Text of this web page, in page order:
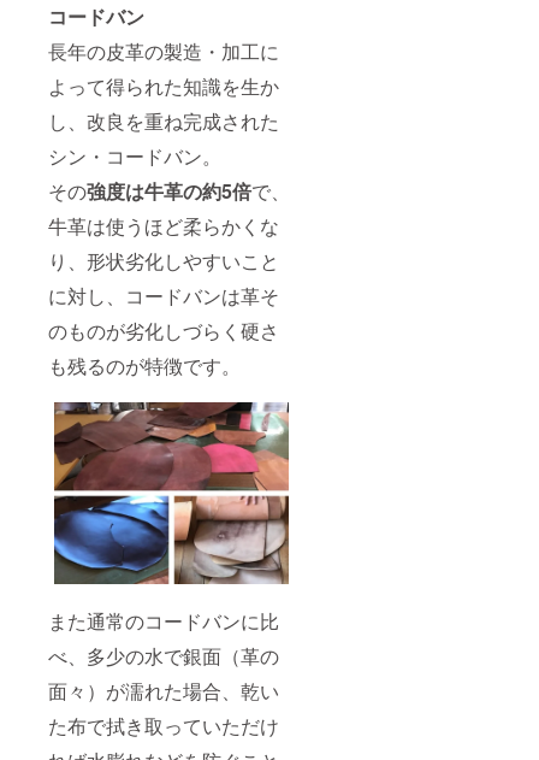
コードバン
長年の皮革の製造・加工に
よって得られた知識を生か
し、改良を重ね完成された
シン・コードバン。
その強度は牛革の約5倍で、
牛革は使うほど柔らかくな
り、形状劣化しやすいこと
に対し、コードバンは革そ
のものが劣化しづらく硬さ
も残るのが特徴です。
また通常のコードバンに比
べ、多少の水で銀面（革の
面々）が濡れた場合、乾い
た布で拭き取っていただけ